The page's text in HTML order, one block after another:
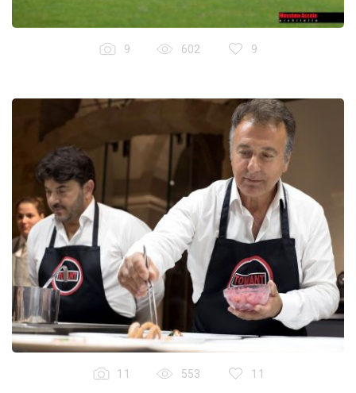
9 602 9
11 553 11